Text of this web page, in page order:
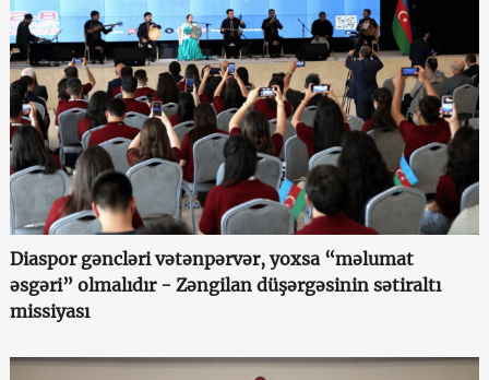
Diaspor gəncləri vətənpərvər, yoxsa “məlumat
əsgəri” olmalıdır - Zəngilan düşərgəsinin sətiraltı
missiyası